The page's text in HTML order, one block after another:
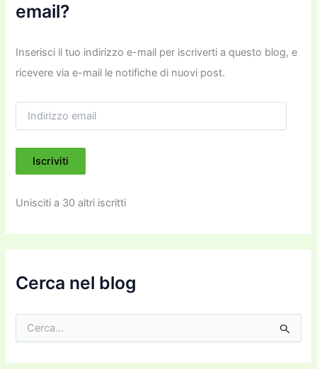
email?
Inserisci il tuo indirizzo e-mail per iscriverti a questo blog, e
ricevere via e-mail le notifiche di nuovi post.
i
i
z
e
m
i
Iscriviti
Unisciti a 30 altri iscritti
Cerca nel blog
c